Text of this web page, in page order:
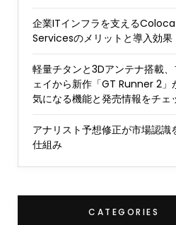
企業ITインフラを支える
Servicesのメリットと導入効果
軽量チタンと3Dアンテナ搭載、
ェイから新作「GT Runner 2」
気になる機能と発売情報をチェ
アナリスト予想修正が市場認識
仕組み
CATEGORIES